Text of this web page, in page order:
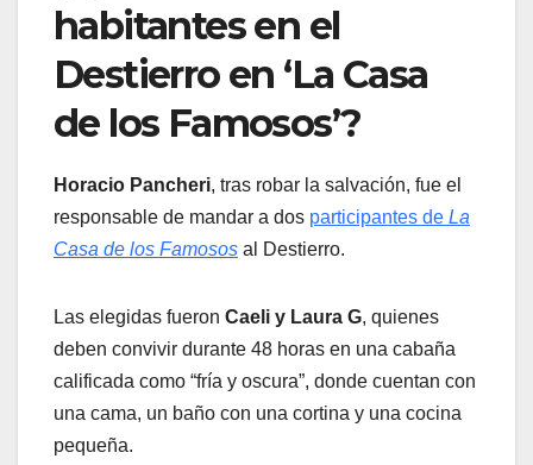
habitantes en el
Destierro en ‘La Casa
de los Famosos’?
Horacio Pancheri, tras robar la salvación, fue el
responsable de mandar a dos participantes de La
Casa de los Famosos al Destierro.
Las elegidas fueron Caeli y Laura G, quienes
deben convivir durante 48 horas en una cabaña
calificada como “fría y oscura”, donde cuentan con
una cama, un baño con una cortina y una cocina
pequeña.